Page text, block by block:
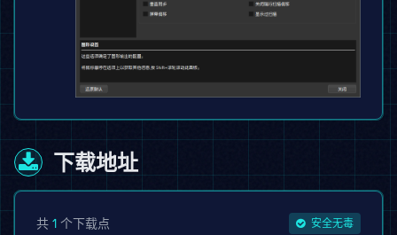
下载地址
共 1 个下载点 安全无毒